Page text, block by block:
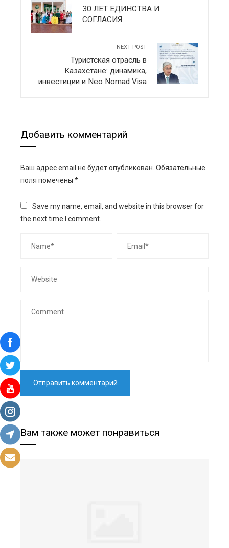
30 ЛЕТ ЕДИНСТВА И
СОГЛАСИЯ
NEXT POST
Туристская отрасль в
Казахстане: динамика,
инвестиции и Neo Nomad Visa
Добавить комментарий
Ваш адрес email не будет опубликован. Обязательные
поля помечены *
Save my name, email, and website in this browser for
the next time I comment.
Вам также может понравиться